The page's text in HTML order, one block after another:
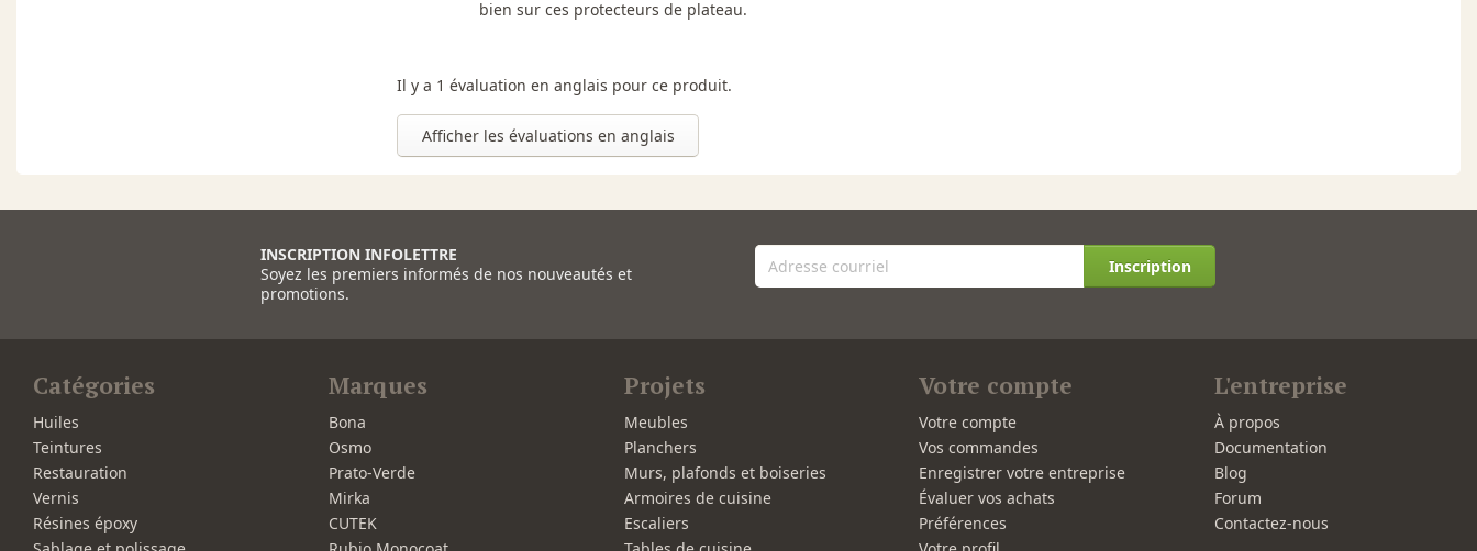
bien sur ces protecteurs de plateau.
Il y a 1 évaluation en anglais pour ce produit.
Afficher les évaluations en anglais
INSCRIPTION INFOLETTRE
Soyez les premiers informés de nos nouveautés et
promotions.
Inscription
Catégories
Huiles
Teintures
Restauration
Vernis
Résines époxy
Marques
Bona
Osmo
Prato-Verde
Mirka
CUTEK
Projets
Meubles
Planchers
Murs, plafonds et boiseries
Armoires de cuisine
Escaliers
Votre compte
Votre compte
Vos commandes
Enregistrer votre entreprise
Évaluer vos achats
Préférences
L'entreprise
À propos
Documentation
Blog
Forum
Contactez-nous